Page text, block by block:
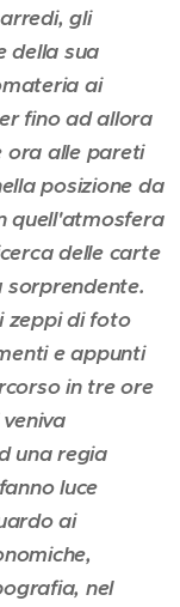
gli
della sua
ai
fino ad allora
ora alle pareti
posizione da
quell'atmosfera
delle carte
sorprendente.
zeppi di foto
e appunti
in tre ore
una regia
luce
ai
nel